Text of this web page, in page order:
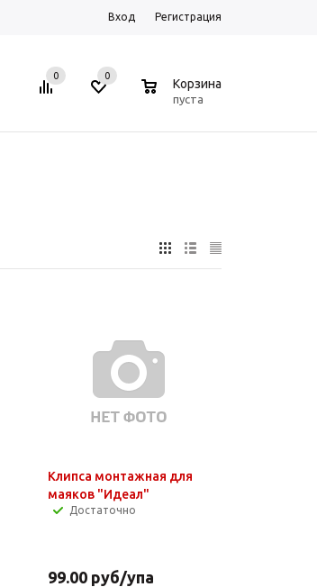
Вход Регистрация
0 0
Корзина
пуста
Клипса монтажная для
маяков "Идеал"
Достаточно
99.00руб/упа